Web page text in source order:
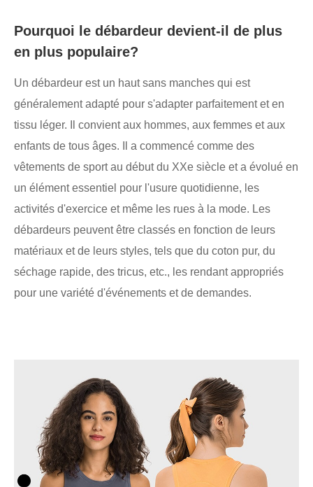
Pourquoi le débardeur devient-il de plus
en plus populaire?
Un débardeur est un haut sans manches qui est
généralement adapté pour s'adapter parfaitement et en
tissu léger. Il convient aux hommes, aux femmes et aux
enfants de tous âges. Il a commencé comme des
vêtements de sport au début du XXe siècle et a évolué en
un élément essentiel pour l'usure quotidienne, les
activités d'exercice et même les rues à la mode. Les
débardeurs peuvent être classés en fonction de leurs
matériaux et de leurs styles, tels que du coton pur, du
séchage rapide, des tricus, etc., les rendant appropriés
pour une variété d'événements et de demandes.